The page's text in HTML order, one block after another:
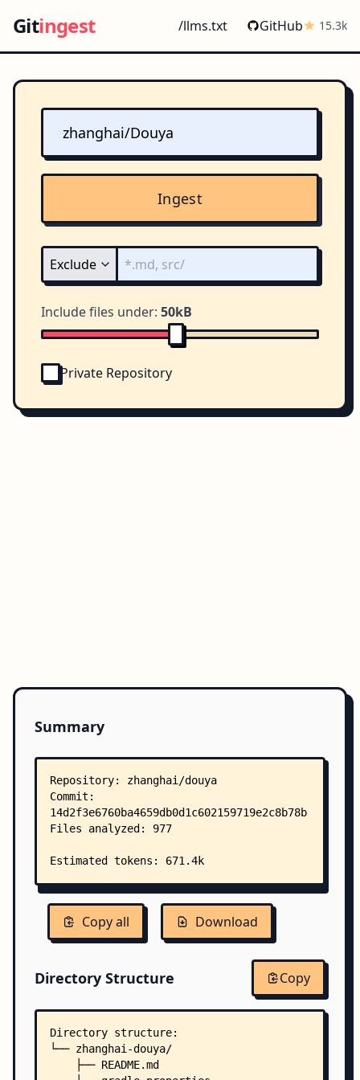
Gitingest /llms.txt GitHub 15.3k
Ingest
Include files under: 50kB
Private Repository
Summary
Copy all Download
Directory Structure Copy
Directory structure:
└── zhanghai-douya/
    ├── README.md